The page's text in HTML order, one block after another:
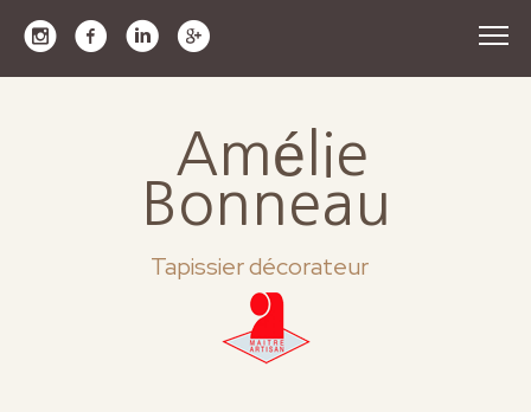
Amélie
Bonneau
Tapissier décorateur